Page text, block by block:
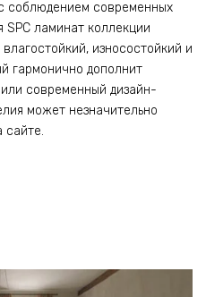
соблюдением современных
SPC ламинат коллекции
износостойкий и
гармонично дополнит
современный дизайн-
может незначительно
сайте.